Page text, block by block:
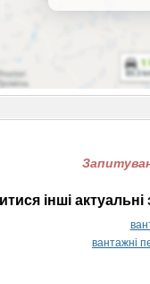
інші
вантажні